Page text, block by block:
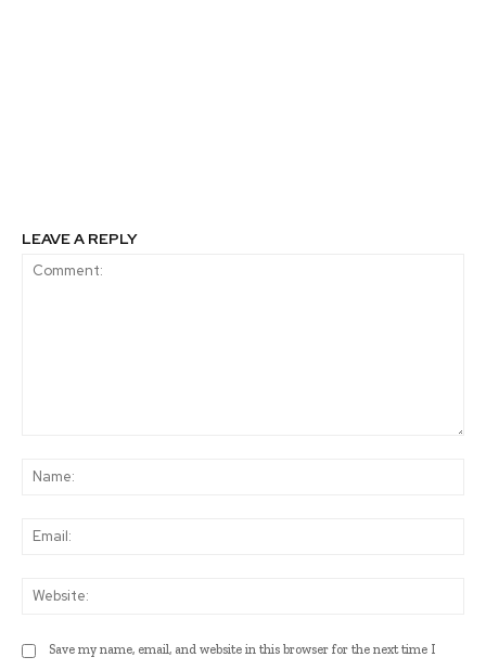
LEAVE A REPLY
Save my name, email, and website in this browser for the next time I